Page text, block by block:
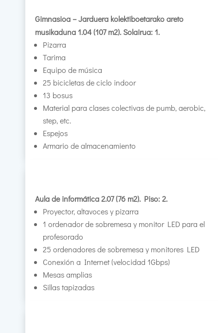
Gimnasioa – Jarduera kolektiboetarako areto
musikaduna 1.04 (107 m2). Solairua: 1.
Pizarra
Tarima
Equipo de música
25 bicicletas de ciclo indoor
13 bosus
Material para clases colectivas de pumb, aerobic,
step, etc.
Espejos
Armario de almacenamiento
Aula de informática 2.07 (76 m2). Piso: 2.
Proyector, altavoces y pizarra
1 ordenador de sobremesa y monitor LED para el
profesorado
25 ordenadores de sobremesa y monitores LED
Conexión a Internet (velocidad 1Gbps)
Mesas amplias
Sillas tapizadas